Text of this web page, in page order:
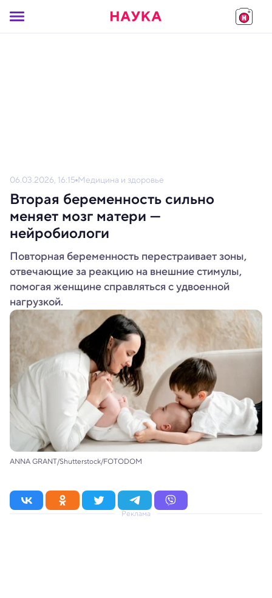
06.03.2026, 16:15 Медицина и здоровье
Вторая беременность сильно
меняет мозг матери —
нейробиологи
Повторная беременность перестраивает зоны,
отвечающие за реакцию на внешние стимулы,
помогая женщине справляться с удвоенной
нагрузкой.
ANNA GRANT/Shutterstock/FOTODOM
Реклама